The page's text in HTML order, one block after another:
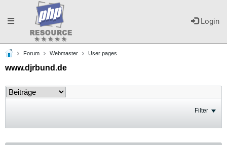
Login
Toggle
navigation
Forum Webmaster User pages
www.djrbund.de
Filter